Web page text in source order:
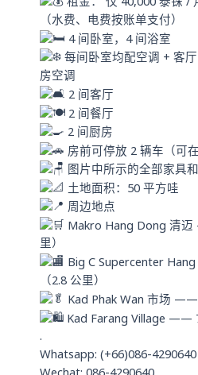
（水费、电费按账单支付）
4 间卧室，4 间浴室
每间卧室均配空调 + 客
房空调
2 间客厅
2 间餐厅
2 间厨房
房前可停放 2 辆车（可
图片中所示的全部家具
土地面积：50 平方哇
周边地点
Makro Hang Dong 清
里）
Big C Supercenter
（2.8 公里）
Kad Phak Wan 市场 ——
Kad Farang Village ——
.
Whatsapp: (+66)086-4290640